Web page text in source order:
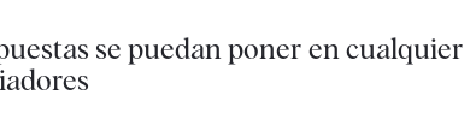
se puedan poner en cualquier